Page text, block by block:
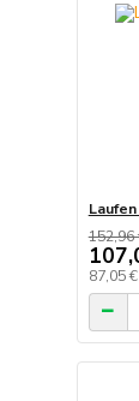
152,96
87,05 €